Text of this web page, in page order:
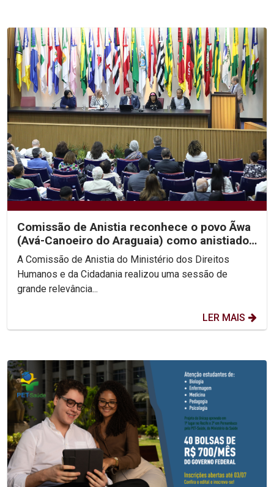
Comissão de Anistia reconhece o povo Ãwa
(Avá-Canoeiro do Araguaia) como anistiado
político coletivo
A Comissão de Anistia do Ministério dos Direitos
Humanos e da Cidadania realizou uma sessão de
grande relevância...
LER MAIS